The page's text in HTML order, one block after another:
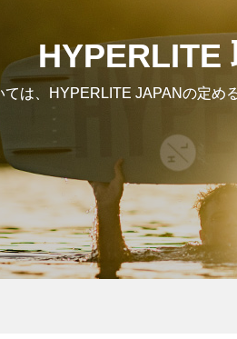
HYPERLITE
ては、HYPERLITE JAPANの定め